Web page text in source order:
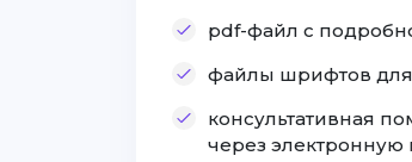
pdf-файл с
файлы шрифтов для
консультативная
через электронную